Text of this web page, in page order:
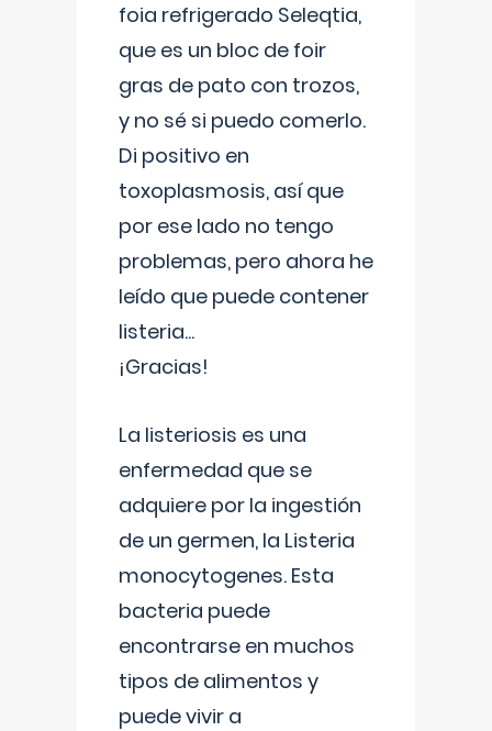
foia refrigerado Seleqtia,
que es un bloc de foir
gras de pato con trozos,
y no sé si puedo comerlo.
Di positivo en
toxoplasmosis, así que
por ese lado no tengo
problemas, pero ahora he
leído que puede contener
listeria...
¡Gracias!
La listeriosis es una
enfermedad que se
adquiere por la ingestión
de un germen, la Listeria
monocytogenes. Esta
bacteria puede
encontrarse en muchos
tipos de alimentos y
puede vivir a